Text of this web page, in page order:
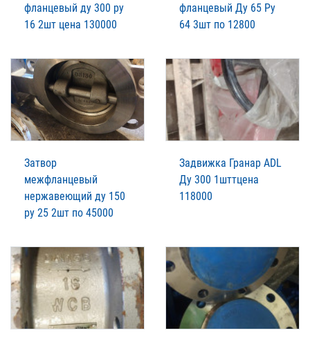
фланцевый ду 300 ру
16 2шт цена 130000
фланцевый Ду 65 Ру
64 3шт по 12800
Затвор
межфланцевый
нержавеющий ду 150
ру 25 2шт по 45000
Задвижка Гранар ADL
Ду 300 1шттцена
118000